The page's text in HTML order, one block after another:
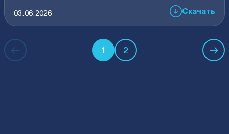
03.06.2026 Скачать
1 2